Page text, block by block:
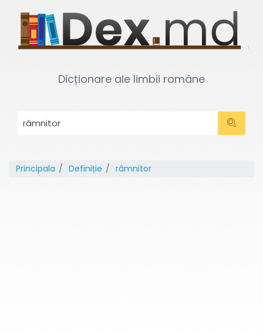
Dicționare ale limbii române
Principala Definiție râmnitor